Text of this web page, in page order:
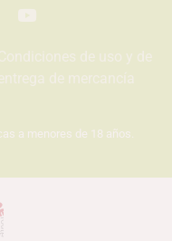
de uso y de
de mercancía
a menores de 18 años.